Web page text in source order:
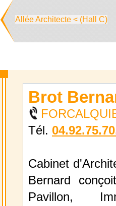
Allée Architecte < (Hall C)
Brot
Tél.
Cabinet
Bernard
Pavillon,